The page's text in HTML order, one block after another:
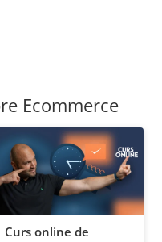
Ecommerce
Curs online de